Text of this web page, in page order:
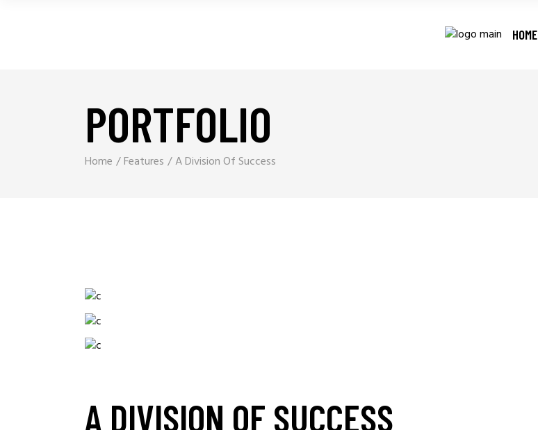
HOME
PORTFOLIO
Home Features A Division Of Success
A DIVISION OF SUCCESS